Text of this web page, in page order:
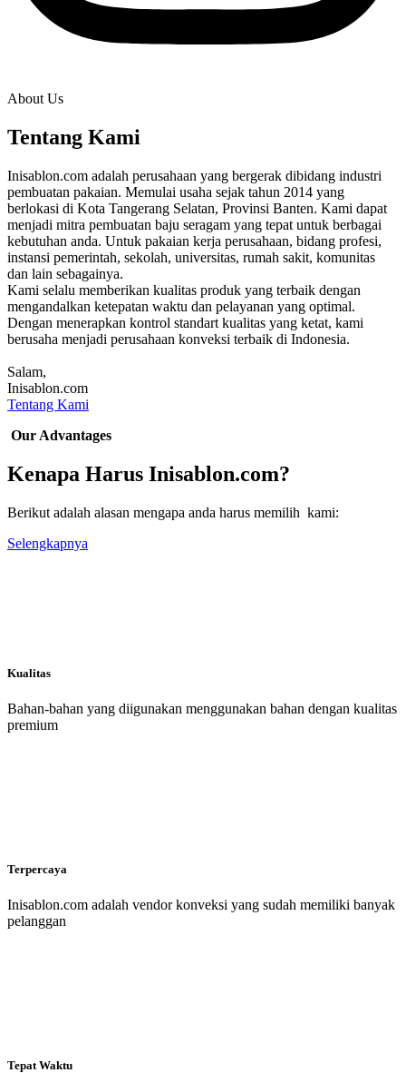
About Us
Tentang Kami
Inisablon.com adalah perusahaan yang bergerak dibidang industri
pembuatan pakaian. Memulai usaha sejak tahun 2014 yang
berlokasi di Kota Tangerang Selatan, Provinsi Banten. Kami dapat
menjadi mitra pembuatan baju seragam yang tepat untuk berbagai
kebutuhan anda. Untuk pakaian kerja perusahaan, bidang profesi,
instansi pemerintah, sekolah, universitas, rumah sakit, komunitas
dan lain sebagainya.
Kami selalu memberikan kualitas produk yang terbaik dengan
mengandalkan ketepatan waktu dan pelayanan yang optimal.
Dengan menerapkan kontrol standart kualitas yang ketat, kami
berusaha menjadi perusahaan konveksi terbaik di Indonesia.
Salam,
Inisablon.com
Tentang Kami
Our Advantages
Kenapa Harus Inisablon.com?
Berikut adalah alasan mengapa anda harus memilih kami:
Selengkapnya
Kualitas
Bahan-bahan yang diigunakan menggunakan bahan dengan kualitas
premium
Terpercaya
Inisablon.com adalah vendor konveksi yang sudah memiliki banyak
pelanggan
Tepat Waktu